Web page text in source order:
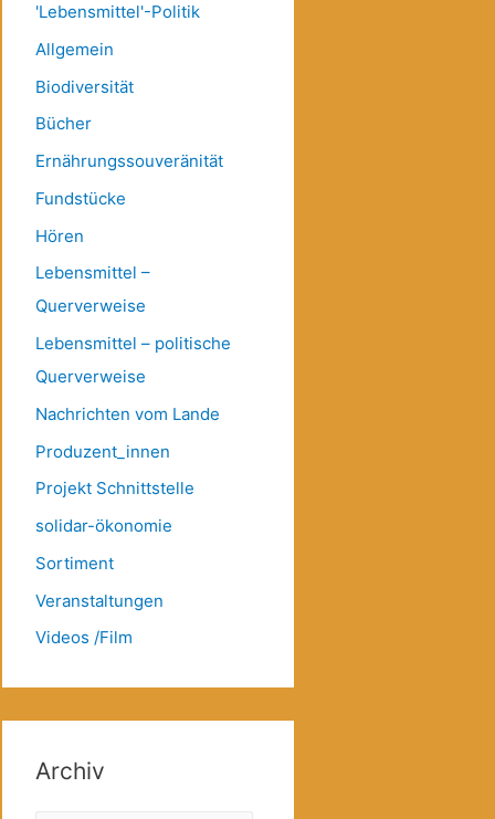
'Lebensmittel'-Politik
Allgemein
Biodiversität
Bücher
Ernährungssouveränität
Fundstücke
Hören
Lebensmittel –
Querverweise
Lebensmittel – politische
Querverweise
Nachrichten vom Lande
Produzent_innen
Projekt Schnittstelle
solidar-ökonomie
Sortiment
Veranstaltungen
Videos /Film
Archiv